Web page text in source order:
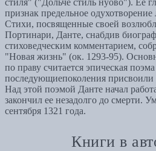
стиля" ("Дольче стиль нуово"). Ее
признак предельное
Стихи, посвященные своей
Портинари, Данте, снабдив
стиховедческим комментарием,
"Новая жизнь" (ок. 1293-95).
по праву считается эпическая
последующиепоколения присвоили
Над этой поэмой Данте начал
закончил ее незадолго до смерти.
сентября 1321 года.
Книги в